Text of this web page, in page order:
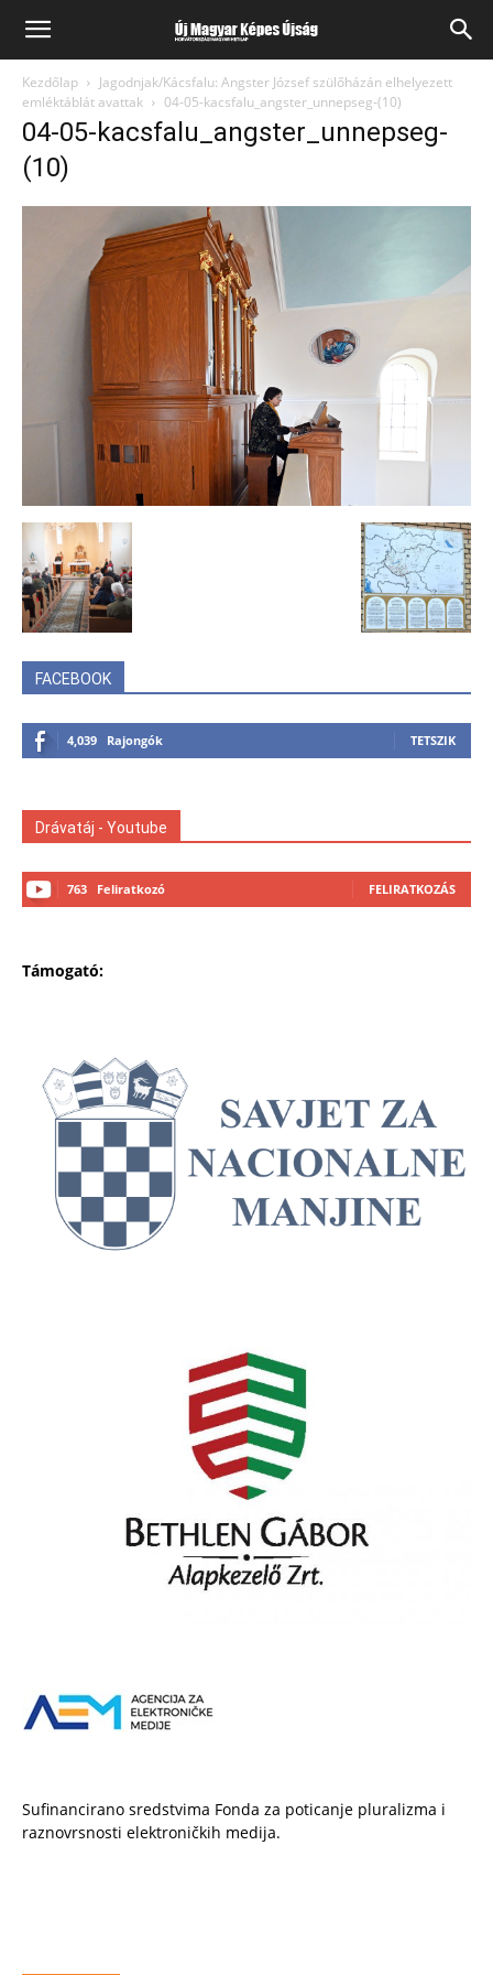
Kezdőlap
Jagodnjak/Kácsfalu: Angster József szülőházán elhelyezett
emléktáblát avattak
04-05-kacsfalu_angster_unnepseg-(10)
04-05-kacsfalu_angster_unnepseg-
(10)
FACEBOOK
4,039 Rajongók TETSZIK
Drávatáj - Youtube
763 Feliratkozó FELIRATKOZÁS
Támogató:
Sufinancirano sredstvima Fonda za poticanje pluralizma i
raznovrsnosti elektroničkih medija.